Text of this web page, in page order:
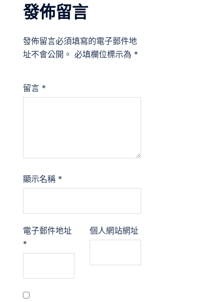
發佈留言
發佈留言必須填寫的電子郵件地
址不會公開。 必填欄位標示為 *
留言 *
顯示名稱 *
電子郵件地址
*
個人網站網址